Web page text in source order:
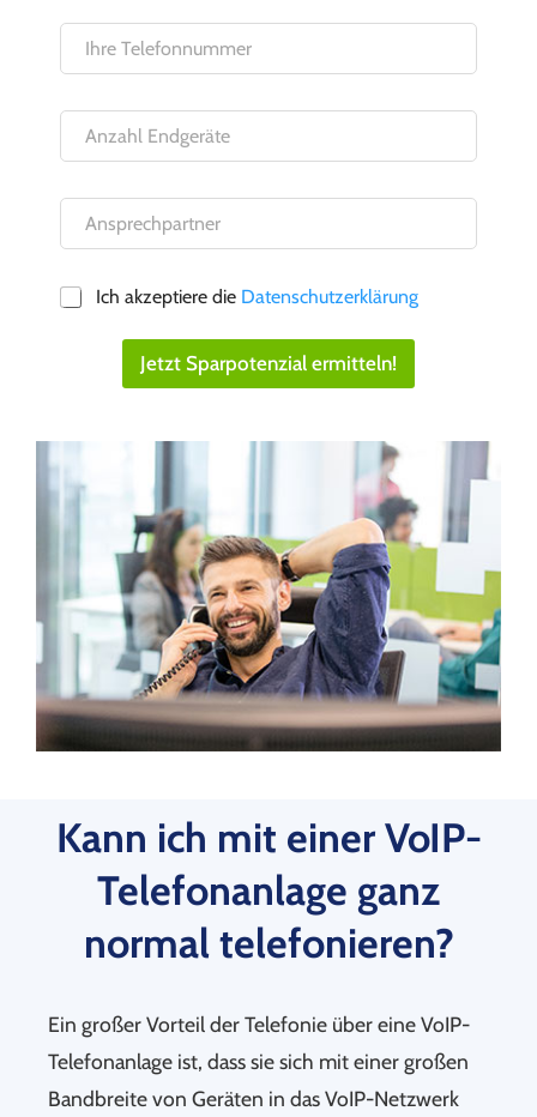
Ich akzeptiere die Datenschutzerklärung
Jetzt Sparpotenzial ermitteln!
Kann ich mit einer VoIP-
Telefonanlage ganz
normal telefonieren?
Ein großer Vorteil der Telefonie über eine VoIP-
Telefonanlage ist, dass sie sich mit einer großen
Bandbreite von Geräten in das VoIP-Netzwerk